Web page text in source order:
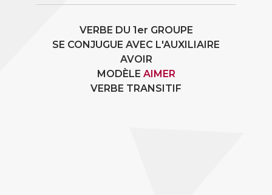
VERBE DU 1er GROUPE
SE CONJUGUE AVEC L'AUXILIAIRE
AVOIR
MODÈLE AIMER
VERBE TRANSITIF